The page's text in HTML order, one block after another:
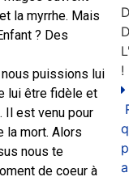
la myrrhe. Mais
? Des
puissions lui
lui être fidèle et
Il est venu pour
la mort. Alors
nous te
de coeur à
!